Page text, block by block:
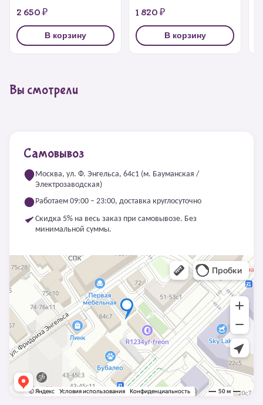
2 650 ₽
В корзину
1 820 ₽
В корзину
Вы смотрели
Самовывоз
Москва, ул. Ф. Энгельса, 64с1 (м. Бауманская /
Электрозаводская)
Работаем 09:00 – 23:00, доставка круглосуточно
Скидка 5% на весь заказ при самовывозе. Без
минимальной суммы.